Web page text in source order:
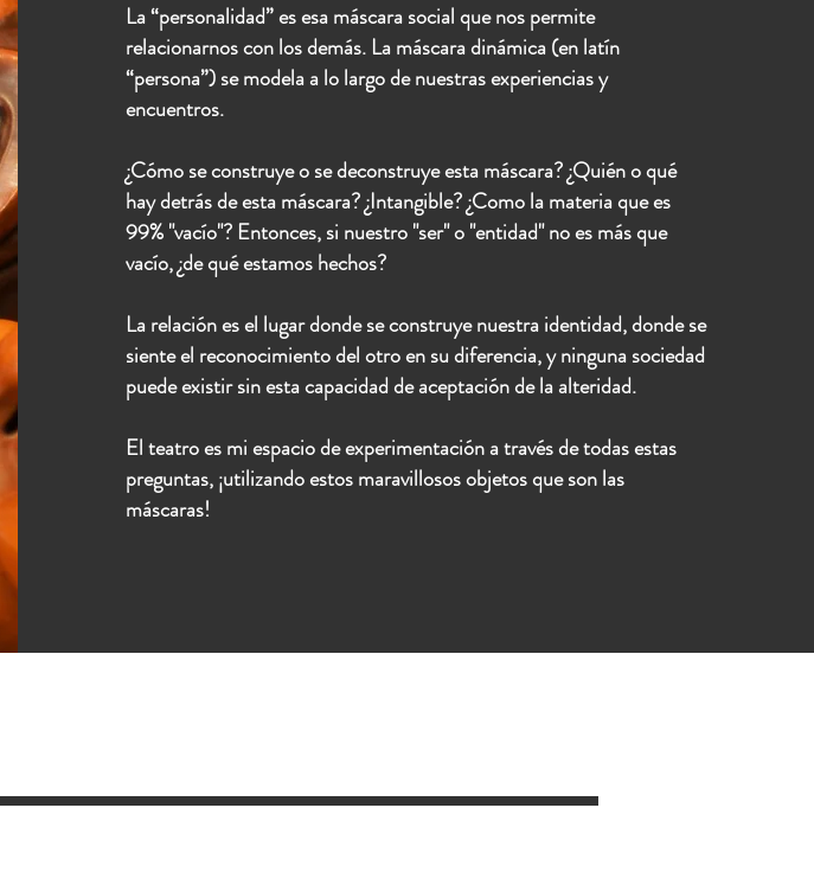
La “personalidad” es esa máscara social que nos permite
relacionarnos con los demás. La máscara dinámica (en latín
“persona”) se modela a lo largo de nuestras experiencias y
encuentros.
¿Cómo se construye o se deconstruye esta máscara? ¿Quién o qué
hay detrás de esta máscara? ¿Intangible? ¿Como la materia que es
99% "vacío"? Entonces, si nuestro "ser" o "entidad" no es más que
vacío, ¿de qué estamos hechos?
La relación es el lugar donde se construye nuestra identidad, donde se
siente el reconocimiento del otro en su diferencia, y ninguna sociedad
puede existir sin esta capacidad de aceptación de la alteridad.
El teatro es mi espacio de experimentación a través de todas estas
preguntas, ¡utilizando estos maravillosos objetos que son las
máscaras!